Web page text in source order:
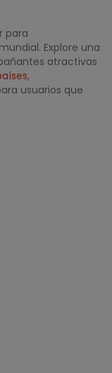
para
Explore una
atractivas
,
usuarios que